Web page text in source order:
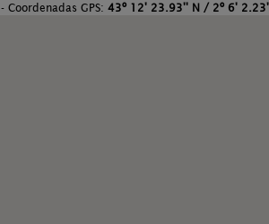
- Coordenadas GPS: 43º 12' 23.93'' N / 2º 6'